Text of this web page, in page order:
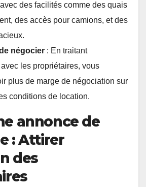
des facilités comme des quais
des accès pour camions, et des
négocier : En traitant
les propriétaires, vous
plus de marge de négociation sur
conditions de location.
annonce de
: Attirer
des